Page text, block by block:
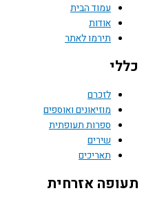
עמוד הבית
אודות
תירמו לאתר
כללי
לזכרם
מוזיאונים ואוספים
ספרות תעופתית
שירים
תאריכים
תעופה אזרחית